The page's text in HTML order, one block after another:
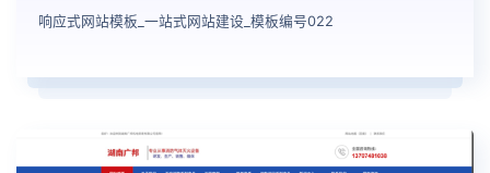
响应式网站模板_一站式网站建设_模板编号022